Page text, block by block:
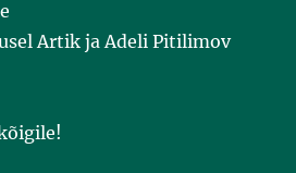
Artik ja Adeli Pitilimov